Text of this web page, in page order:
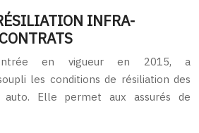
INFRA-
en vigueur en 2015, a
les conditions de résiliation des
auto. Elle permet aux assurés de